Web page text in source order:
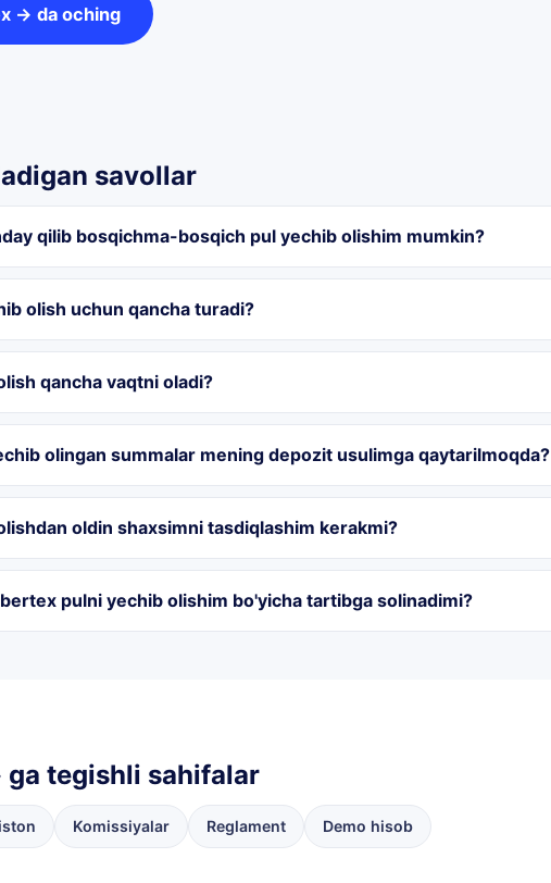
→ da oching
savollar
qilib bosqichma-bosqich pul yechib olishim mumkin?
olish uchun qancha turadi?
qancha vaqtni oladi?
olingan summalar mening depozit usulimga qaytarilmoqda?
oldin shaxsimni tasdiqlashim kerakmi?
pulni yechib olishim bo'yicha tartibga solinadimi?
ga tegishli sahifalar
Komissiyalar Reglament Demo hisob